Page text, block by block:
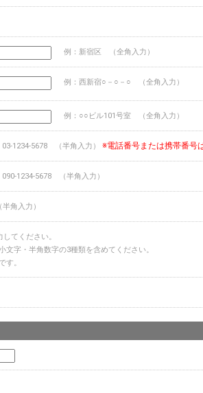
例：新宿区 （全角入力）
例：西新宿○－○－○ （全角入力）
例：○○ビル101号室 （全角入力）
03-1234-5678 （半角入力） ※電話番号または携帯番号
090-1234-5678 （半角入力）
（半角入力）
してください。
文字・半角数字の3種類を含めてください。
す。